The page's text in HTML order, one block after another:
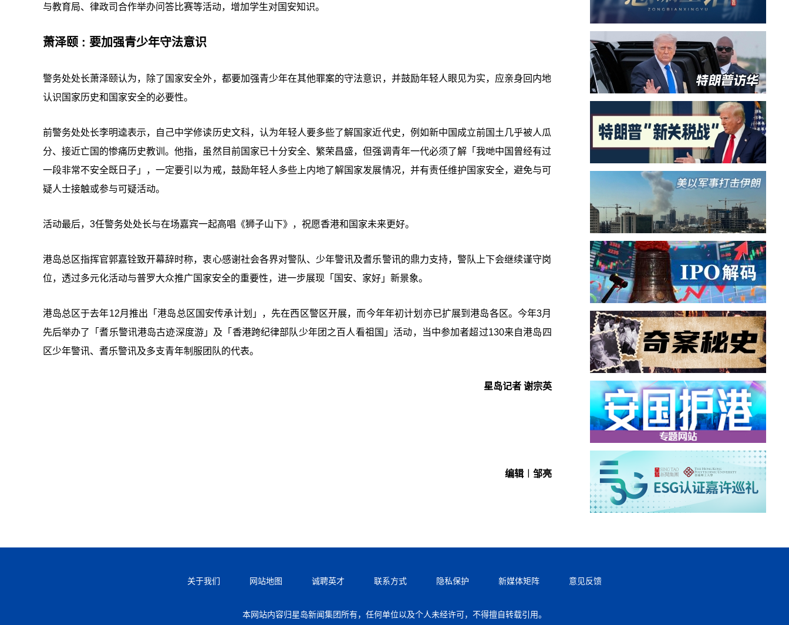
与教育局、律政司合作举办问答比赛等活动，增加学生对国安知识。
萧泽颐 : 要加强青少年守法意识
警务处处长萧泽颐认为，除了国家安全外，都要加强青少年在其他罪案的守法意识，并鼓励年轻人眼见为实，应亲身回内地
认识国家历史和国家安全的必要性。
前警务处处长李明逵表示，自己中学修读历史文科，认为年轻人要多些了解国家近代史，例如新中国成立前国土几乎被人瓜
分、接近亡国的惨痛历史教训。他指，虽然目前国家已十分安全、繁荣昌盛，但强调青年一代必须了解「我哋中国曾经有过
一段非常不安全既日子」，一定要引以为戒，鼓励年轻人多些上内地了解国家发展情况，并有责任维护国家安全，避免与可
疑人士接触或参与可疑活动。
活动最后，3任警务处处长与在场嘉宾一起高唱《狮子山下》，祝愿香港和国家未来更好。
港岛总区指挥官郭嘉铨致开幕辞时称，衷心感谢社会各界对警队、少年警讯及耆乐警讯的鼎力支持，警队上下会继续谨守岗
位，透过多元化活动与普罗大众推广国家安全的重要性，进一步展现「国安、家好」新景象。
港岛总区于去年12月推出「港岛总区国安传承计划」，先在西区警区开展，而今年年初计划亦已扩展到港岛各区。今年3月
先后举办了「耆乐警讯港岛古迹深度游」及「香港跨纪律部队少年团之百人看祖国」活动，当中参加者超过130来自港岛四
区少年警讯、耆乐警讯及多支青年制服团队的代表。
星岛记者 谢宗英
编辑︱邹亮
关于我们 网站地图 诚聘英才 联系方式 隐私保护 新媒体矩阵 意见反馈
本网站内容归星岛新闻集团所有，任何单位以及个人未经许可，不得擅自转载引用。